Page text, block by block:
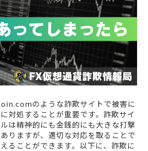
のような詐欺サイトで被害に
対処することが重要です。詐欺サイ
は精神的にも金銭的にも大きな打撃
りますが、適切な対応を取ることで
ることができます。以下に、詐欺に